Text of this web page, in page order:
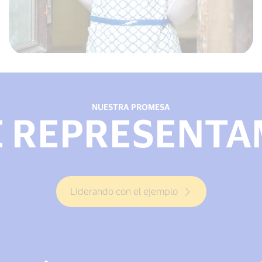
NUESTRA PROMESA
Liderando con el ejemplo